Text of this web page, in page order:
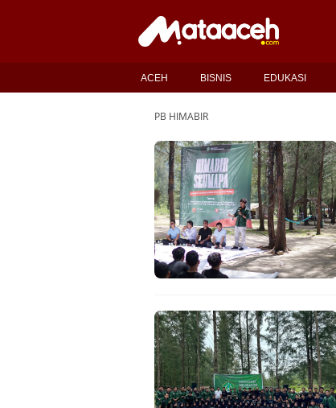
ACEH BISNIS EDUKASI
PB HIMABIR